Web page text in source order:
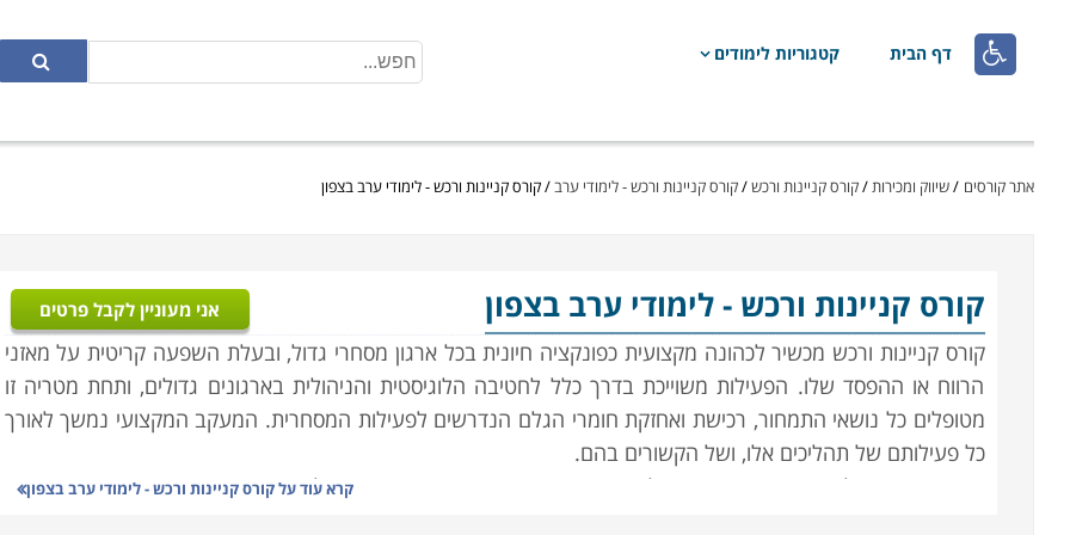
 דף הבית קטגוריות לימודים
אתר קורסים /שיווק ומכירות/קורס קניינות ורכש/קורס קניינות ורכש - לימודי ערב/קורס קניינות ורכש - לימודי ערב בצפון
קורס קניינות ורכש- לימודי ערב בצפון אני מעוניין לקבל פרטים
קורס קניינות ורכש מכשיר לכהונה מקצועית כפונקציה חיונית בכל ארגון מסחרי גדול, ובעלת השפעה קריטית על מאזני
הרווח או ההפסד שלו. הפעילות משוייכת בדרך כלל לחטיבה הלוגיסטית והניהולית בארגונים גדולים, ותחת מטריה זו
מטופלים כל נושאי התמחור, רכישת ואחזקת חומרי הגלם הנדרשים לפעילות המסחרית. המעקב המקצועי נמשך לאורך
כל פעילותם של תהליכים אלו, ושל הקשורים בהם.
השרשרת מתחילה בפרסום מכרזים וקבלת הצעות המחיר המבוקשות בהם, ניהול המשא ומתן עם הספקים האפשריים,
קרא עוד עלקורס קניינות ורכש - לימודי ערב בצפון